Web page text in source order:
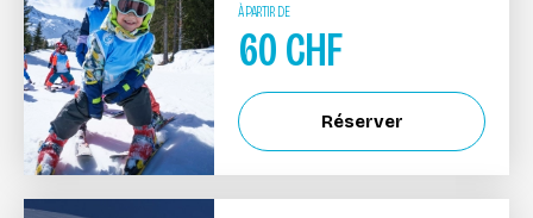
À PARTIR DE
60CHF
Réserver